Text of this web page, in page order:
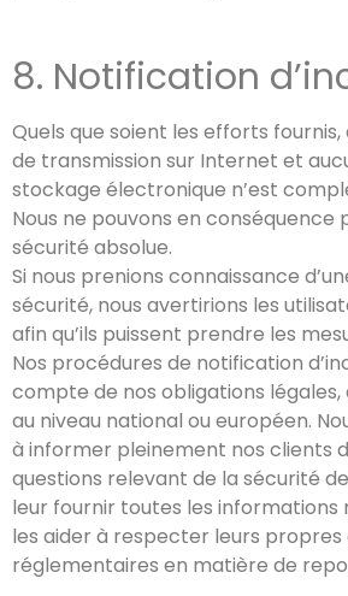
8. Notification
Quels que soient les efforts
de transmission sur Internet et
stockage électronique n’est
Nous ne pouvons en conséquence
sécurité absolue.
Si nous prenions connaissance
sécurité, nous avertirions les
afin qu’ils puissent prendre les
Nos procédures de notification
compte de nos obligations légales,
au niveau national ou européen.
à informer pleinement nos clients
questions relevant de la sécurité
leur fournir toutes les informations
les aider à respecter leurs propres
réglementaires en matière de